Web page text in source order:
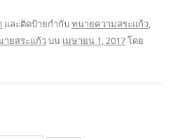
และติดป้ายกำกับทนายความสระแก้ว,
ยสระแก้วบน เมษายน 1, 2017โดย